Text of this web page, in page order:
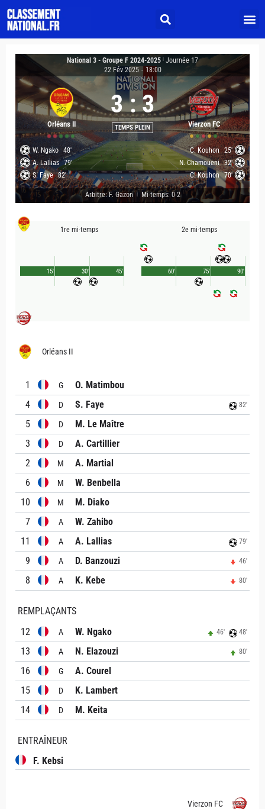
National 3 - Groupe F 2024-2025 Journée 17
22 Fév 2025 - 18:00
Orléans II
3 : 3
TEMPS PLEIN Vierzon FC
W. Ngako 48'
A. Lallias 79'
S. Faye 82'
C. Kouhon 25'
N. Chamoueni 32'
C. Kouhon
70'
Arbitre: F. Gazon Mi-temps: 0-2
1re mi-temps
45'
15' 30'
2e mi-temps
90'
60' 75'
Orléans II
1 G
O. Matimbou
4
D S. Faye 82'
5 D
M. Le Maître
3
D
A. Cartillier
2
M
A. Martial
6
M
W. Benbella
10
M
M. Diako
7
A
W. Zahibo
11
A A. Lallias 79'
9 A D. Banzouzi 46'
8 A K. Kebe 80'
REMPLAÇANTS
12
A W. Ngako 46' 48'
13 A N. Elazouzi 80'
16 G
A. Courel
15
D
K. Lambert
14
D M. Keita
ENTRAÎNEUR
F. Kebsi
Vierzon FC